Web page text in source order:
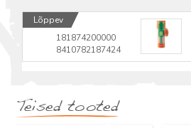
Lõppev
181874200000
8410782187424
Teised tooted